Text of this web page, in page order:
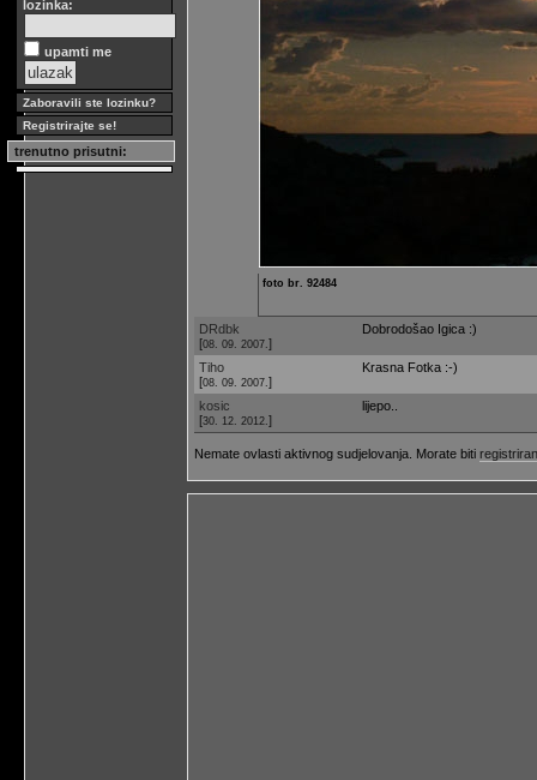
lozinka:
upamti me
Zaboravili ste lozinku?
Registrirajte se!
trenutno prisutni:
foto br. 92484
DRdbk
[08. 09. 2007. ]
Dobrodošao Igica :)
Tiho
[08. 09. 2007. ]
Krasna Fotka :-)
kosic
[30. 12. 2012. ]
lijepo..
Nemate ovlasti aktivnog sudjelovanja. Morate biti